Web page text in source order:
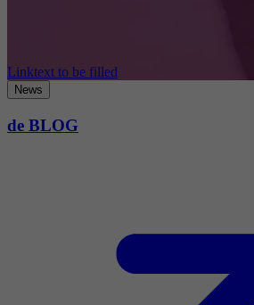
Linktext to be filled
News
de BLOG